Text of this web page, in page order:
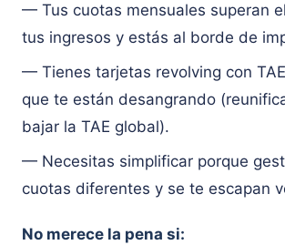
— Tus cuotas mensuales superan
tus ingresos y estás al borde de
— Tienes tarjetas revolving con
que te están desangrando
bajar la TAE global).
— Necesitas simplificar porque
cuotas diferentes y se te escapan
No merece la pena si: